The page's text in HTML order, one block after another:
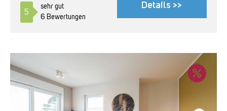
5
sehr gut
6 Bewertungen
Details >>